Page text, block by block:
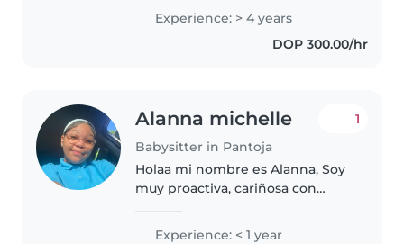
trabajado con bebés,
preescolares y niños en edad
escolar, incluyendo niños con
Experience: > 4 years
DOP 300.00/hr
Alanna michelle
Babysitter in Pantoja
1
Holaa mi nombre es Alanna, Soy
muy proactiva, cariñosa con
mantener los niños siempre
Experience: < 1 year